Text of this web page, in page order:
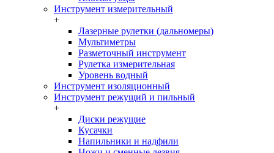
Инструмент измерительный
+
Лазерные рулетки (дальномеры)
Мультиметры
Разметочный инструмент
Рулетка измерительная
Уровень водный
Инструмент изоляционный
Инструмент режущий и пильный
+
Диски режущие
Кусачки
Напильники и надфили